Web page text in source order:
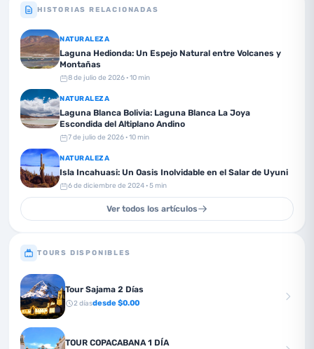
HISTORIAS RELACIONADAS
NATURALEZA
Laguna Hedionda: Un Espejo Natural entre Volcanes y
Montañas
8 de julio de 2026· 10 min
NATURALEZA
Laguna Blanca Bolivia: Laguna Blanca La Joya
Escondida del Altiplano Andino
7 de julio de 2026· 10 min
NATURALEZA
Isla Incahuasi: Un Oasis Inolvidable en el Salar de Uyuni
6 de diciembre de 2024· 5 min
Ver todos los artículos
TOURS DISPONIBLES
Tour Sajama 2 Días
2díasdesde $0.00
TOUR COPACABANA 1 DÍA